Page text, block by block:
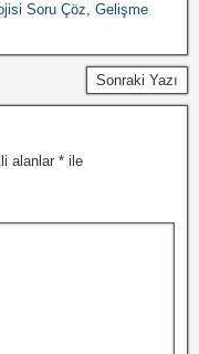
Soru Çöz, Gelişme
Sonraki Yazı
alanlar * ile